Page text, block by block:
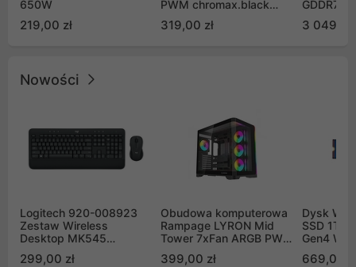
650W
219,00 zł
PWM chromax.black
Push Pull (2szt)
319,00 zł
GDDR7
GB2050S)
3 049,00
Nowości
Logitech 920-008923
Zestaw Wireless
Desktop MK545
299,00 zł
Obudowa komputerowa
Rampage LYRON Mid
Tower 7xFan ARGB PWM
399,00 zł
Dysk WD
SSD 1TB
Gen4
669,00